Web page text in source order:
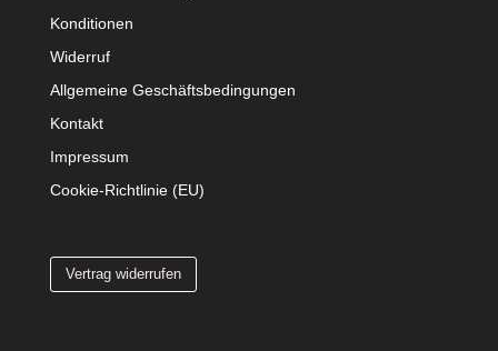
Konditionen
Widerruf
Allgemeine Geschäftsbedingungen
Kontakt
Impressum
Cookie-Richtlinie (EU)
Vertrag widerrufen